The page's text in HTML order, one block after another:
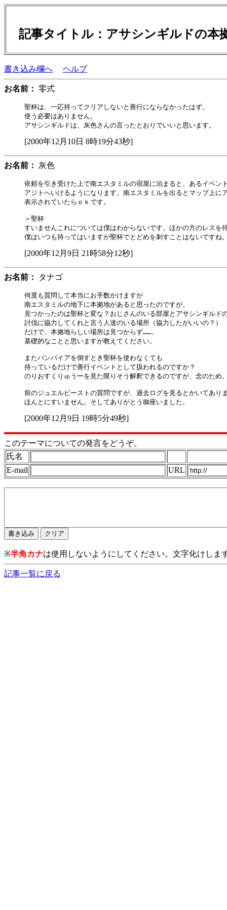
記事タイトル：アサシンギルドの
書き込み欄へ ヘルプ
お名前： 零式
聖杯は、一応持ってクリアしないと善行にならなかったはず。
使う必要はありません。
[2000年12月10日 8時19分43秒]
お名前： 灰色
依頼を引き受けた上で南エスタミルの宿屋に泊まると、あるイベン
アジトへいけるようになります。南エスタミルを出るとマップ上に
表示されていたらｏｋです。
＞聖杯
すいませんこれについては僕はわからないです。ほかの方のレスを
[2000年12月9日 21時58分12秒]
お名前： タナゴ
何度も質問して本当にお手数かけますが
南エスタミルの地下に本拠地があると思ったのですが、
見つかったのは聖杯と変な？おじさんのいる部屋とアサシンギルド
討伐に協力してくれと言う人達のいる場所（協力したがいいの？）
だけで、本拠地らしい場所は見つからず……。
基礎的なことと思いますが教えてください。
またバンパイアを倒すとき聖杯を使わなくても
持っているだけで善行イベントとして扱われるのですか？
のりおすくりゅうーを見た限りそう解釈できるのですが、念のため
前のジュエルビーストの質問ですが、過去ログを見るとかいてあり
[2000年12月9日 19時5分49秒]
このテーマについての発言をどうぞ。
氏名
E-mail
URL
※半角カナは使用しないようにしてください。文字化けしま
記事一覧に戻る